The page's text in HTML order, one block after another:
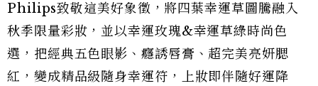
Philips致敬這美好象徵，將四葉幸運草圖騰融入
秋季限量彩妝，並以幸運玫瑰&幸運草綠時尚色
選，把經典五色眼影、癮誘唇膏、超完美亮妍腮
紅，變成精品級隨身幸運符，上妝即伴隨好運降